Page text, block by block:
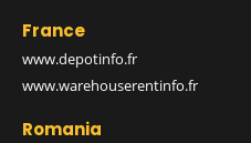
France
www.depotinfo.fr
www.warehouserentinfo.fr
Romania